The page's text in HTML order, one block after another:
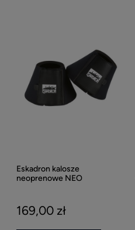
Eskadron kalosze
neoprenowe NEO
169,00 zł